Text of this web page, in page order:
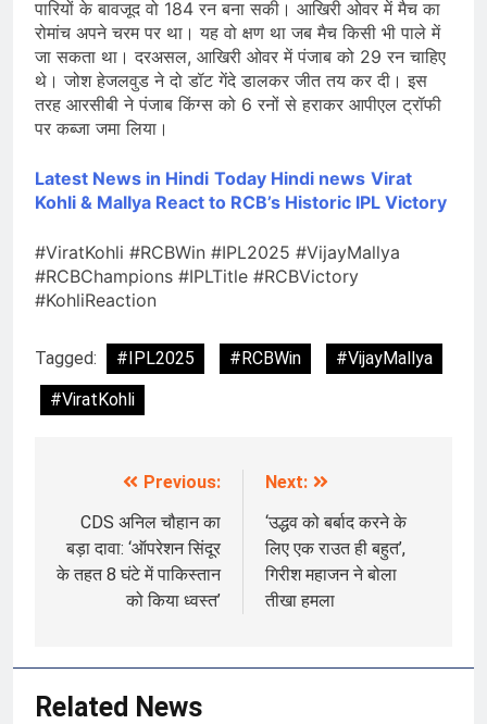
पारियों के बावजूद वो 184 रन बना सकी। आखिरी ओवर में मैच का
रोमांच अपने चरम पर था। यह वो क्षण था जब मैच किसी भी पाले में
जा सकता था। दरअसल, आखिरी ओवर में पंजाब को 29 रन चाहिए
थे। जोश हेजलवुड ने दो डॉट गेंदे डालकर जीत तय कर दी। इस
तरह आरसीबी ने पंजाब किंग्स को 6 रनों से हराकर आपीएल ट्रॉफी
पर कब्जा जमा लिया।
Latest News in Hindi Today Hindi news Virat
Kohli & Mallya React to RCB’s Historic IPL Victory
#ViratKohli #RCBWin #IPL2025 #VijayMallya
#RCBChampions #IPLTitle #RCBVictory
#KohliReaction
Tagged: #IPL2025 #RCBWin
#VijayMallya
#ViratKohli
navigation
Previous:
CDS अनिल चौहान का
बड़ा दावा: ‘ऑपरेशन सिंदूर
के तहत 8 घंटे में पाकिस्तान
को किया ध्वस्त’
Next:
‘उद्धव को बर्बाद करने के
लिए एक राउत ही बहुत’,
गिरीश महाजन ने बोला
तीखा हमला
Related News